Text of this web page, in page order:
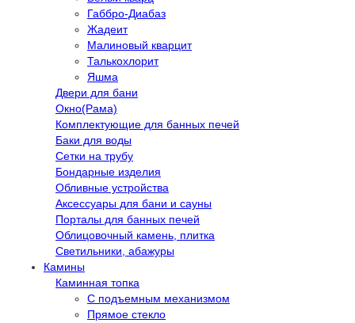
Габбро-Диабаз
Жадеит
Малиновый кварцит
Талькохлорит
Яшма
Двери для бани
Окно(Рама)
Комплектующие для банных печей
Баки для воды
Сетки на трубу
Бондарные изделия
Обливные устройства
Аксессуары для бани и сауны
Порталы для банных печей
Облицовочный камень, плитка
Светильники, абажуры
Камины
Каминная топка
С подъемным механизмом
Прямое стекло